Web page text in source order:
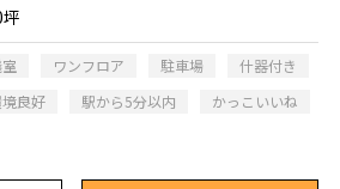
ワンフロア 駐車場
什器付き
良好 駅から5分以内
かっこいいね